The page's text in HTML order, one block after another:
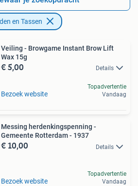
en Tassen
Veiling - Browgame Instant Brow Lift
Wax 15g
€ 5,00 Details
Bezoek website
Topadvertentie
Vandaag
Messing herdenkingspenning -
Gemeente Rotterdam - 1937
€ 10,00 Details
Bezoek website
Topadvertentie
Vandaag